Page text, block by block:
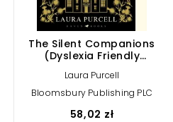
The Silent Companions
(Dyslexia Friendly
Laura Purcell
Bloomsbury Publishing PLC
58,02 zł